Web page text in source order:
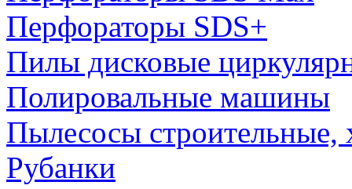
Перфораторы SDS+
Пилы дисковые
Полировальные машины
Пылесосы строительные,
Рубанки